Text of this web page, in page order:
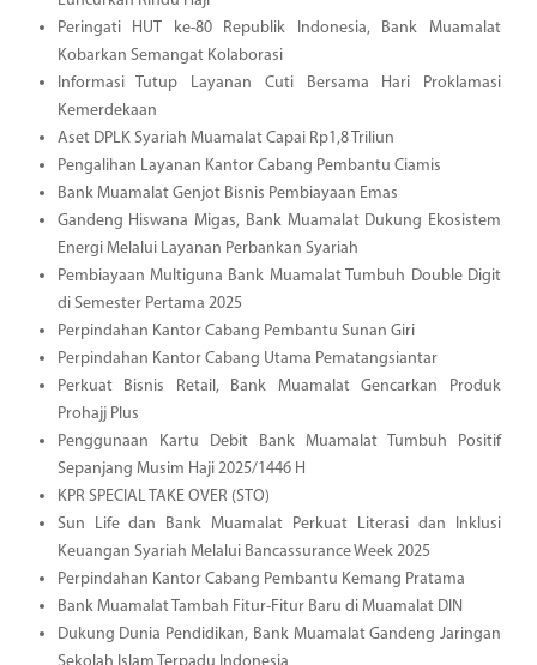
Peringati HUT ke-80 Republik Indonesia, Bank Muamalat
Kobarkan Semangat Kolaborasi
Informasi Tutup Layanan Cuti Bersama Hari Proklamasi
Kemerdekaan
Aset DPLK Syariah Muamalat Capai Rp1,8 Triliun
Pengalihan Layanan Kantor Cabang Pembantu Ciamis
Bank Muamalat Genjot Bisnis Pembiayaan Emas
Gandeng Hiswana Migas, Bank Muamalat Dukung Ekosistem
Energi Melalui Layanan Perbankan Syariah
Pembiayaan Multiguna Bank Muamalat Tumbuh Double Digit
di Semester Pertama 2025
Perpindahan Kantor Cabang Pembantu Sunan Giri
Perpindahan Kantor Cabang Utama Pematangsiantar
Perkuat Bisnis Retail, Bank Muamalat Gencarkan Produk
Prohajj Plus
Penggunaan Kartu Debit Bank Muamalat Tumbuh Positif
Sepanjang Musim Haji 2025/1446 H
KPR SPECIAL TAKE OVER (STO)
Sun Life dan Bank Muamalat Perkuat Literasi dan Inklusi
Keuangan Syariah Melalui Bancassurance Week 2025
Perpindahan Kantor Cabang Pembantu Kemang Pratama
Bank Muamalat Tambah Fitur-Fitur Baru di Muamalat DIN
Dukung Dunia Pendidikan, Bank Muamalat Gandeng Jaringan